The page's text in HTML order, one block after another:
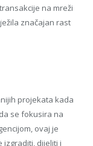
na mreži
značajan rast
projekata kada
se fokusira na
ovaj je
izgraditi, dijeliti i